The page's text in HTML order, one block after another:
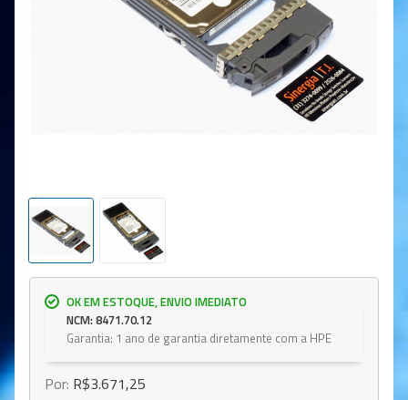
OK EM ESTOQUE, ENVIO IMEDIATO
NCM: 8471.70.12
Garantia: 1 ano de garantia diretamente com a HPE
Por: R$3.671,25